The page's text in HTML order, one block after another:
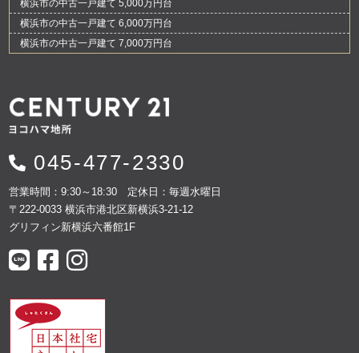
横浜市の中古一戸建て 5,000万円台
横浜市の中古一戸建て 6,000万円台
横浜市の中古一戸建て 7,000万円台
045-477-2330
営業時間：9:30～18:30 定休日：毎週水曜日
〒222-0033 横浜市港北区新横浜3-21-12
グリフィン新横浜六番館1F